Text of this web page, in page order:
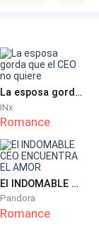
La esposa gorda que el CEO no quiere
INx
Romance
El INDOMABLE CEO ENCUENTRA EL AMOR
Pandora
Romance